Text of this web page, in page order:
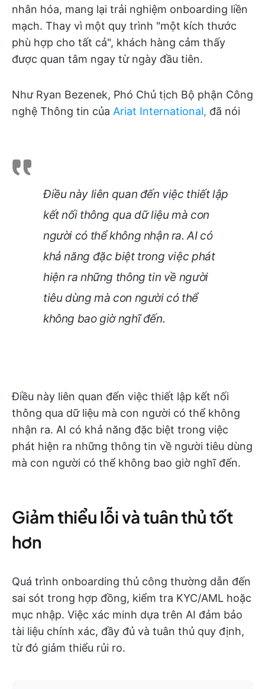
nhân hóa, mang lại trải nghiệm onboarding liền
mạch. Thay vì một quy trình "một kích thước
phù hợp cho tất cả", khách hàng cảm thấy
được quan tâm ngay từ ngày đầu tiên.
Như Ryan Bezenek, Phó Chủ tịch Bộ phận Công
nghệ Thông tin của Ariat International, đã nói
Điều này liên quan đến việc thiết lập
kết nối thông qua dữ liệu mà con
người có thể không nhận ra. AI có
khả năng đặc biệt trong việc phát
hiện ra những thông tin về người
tiêu dùng mà con người có thể
không bao giờ nghĩ đến.
Điều này liên quan đến việc thiết lập kết nối
thông qua dữ liệu mà con người có thể không
nhận ra. AI có khả năng đặc biệt trong việc
phát hiện ra những thông tin về người tiêu dùng
mà con người có thể không bao giờ nghĩ đến.
Giảm thiểu lỗi và tuân thủ tốt
hơn
Quá trình onboarding thủ công thường dẫn đến
sai sót trong hợp đồng, kiểm tra KYC/AML hoặc
mục nhập. Việc xác minh dựa trên AI đảm bảo
tài liệu chính xác, đầy đủ và tuân thủ quy định,
từ đó giảm thiểu rủi ro.